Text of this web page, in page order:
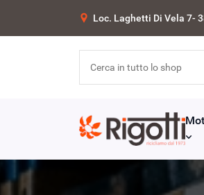
Loc. Laghetti Di Vela 7-